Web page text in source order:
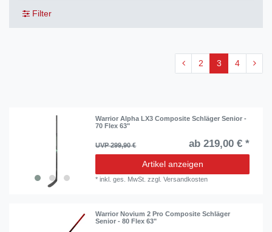
Filter
2 3 4
Warrior Alpha LX3 Composite Schläger Senior -
70 Flex 63"
UVP 299,90 € ab 219,00 € *
Artikel anzeigen
*inkl. ges. MwSt. zzgl.Versandkosten
Warrior Novium 2 Pro Composite Schläger
Senior - 80 Flex 63"